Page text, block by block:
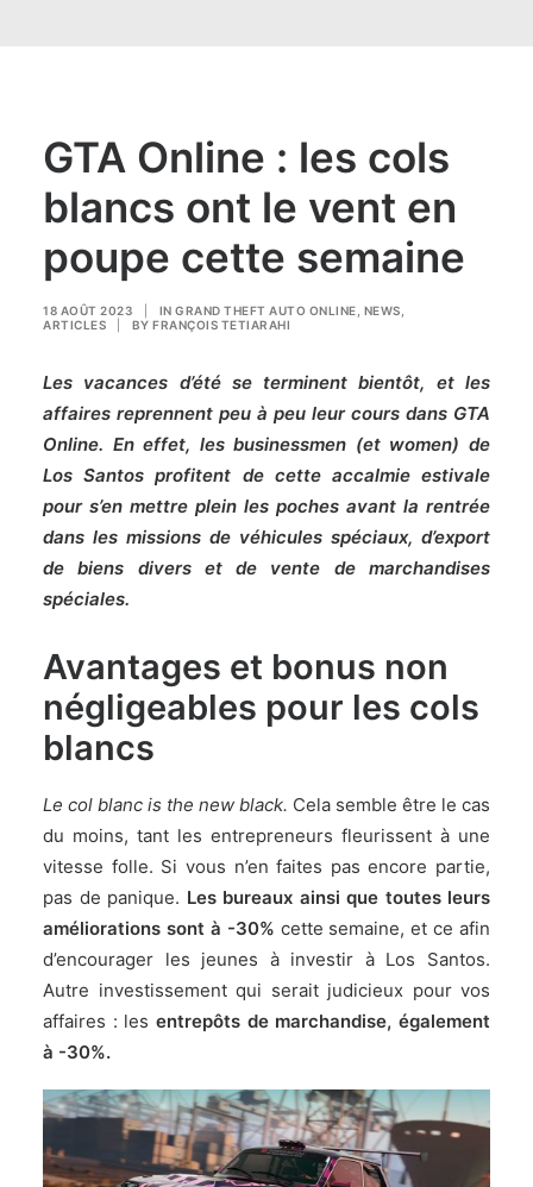
GTA Online : les cols
blancs ont le vent en
poupe cette semaine
18 AOÛT 2023 IN GRAND THEFT AUTO ONLINE NEWS
ARTICLES
BY FRANÇOIS TETIARAHI
Les vacances d’été se terminent bientôt, et les
affaires reprennent peu à peu leur cours dans GTA
Online. En effet, les businessmen (et women) de
Los Santos profitent de cette accalmie estivale
pour s’en mettre plein les poches avant la rentrée
dans les missions de véhicules spéciaux, d’export
de biens divers et de vente de marchandises
spéciales.
Avantages et bonus non
négligeables pour les cols
blancs
Le col blanc is the new black. Cela semble être le cas
du moins, tant les entrepreneurs fleurissent à une
vitesse folle. Si vous n’en faites pas encore partie,
pas de panique. Les bureaux ainsi que toutes leurs
améliorations sont à -30% cette semaine, et ce afin
d’encourager les jeunes à investir à Los Santos.
Autre investissement qui serait judicieux pour vos
affaires : les entrepôts de marchandise, également
à -30%.